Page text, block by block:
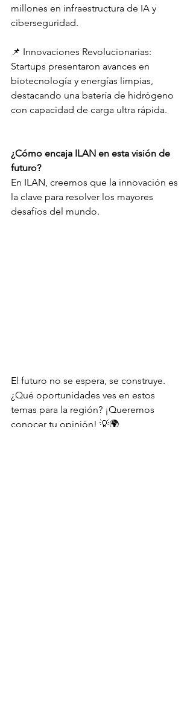
millones en infraestructura de IA y
ciberseguridad.
📌 Innovaciones Revolucionarias:
Startups presentaron avances en
biotecnología y energías limpias,
destacando una batería de hidrógeno
con capacidad de carga ultra rápida.
¿Cómo encaja ILAN en esta visión de
futuro?
En ILAN, creemos que la innovación es
la clave para resolver los mayores
desafíos del mundo.
El futuro no se espera, se construye.
¿Qué oportunidades ves en estos
temas para la región? ¡Queremos
conocer tu opinión! 💡🌍